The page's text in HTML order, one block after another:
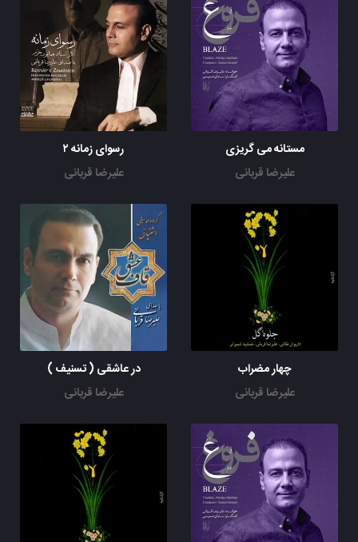
مستانه می گریزی
علیرضا قربانی
رسوای زمانه ۲
علیرضا قربانی
چهار مضراب
علیرضا قربانی
در عاشقی ( تسنیف )
علیرضا قربانی